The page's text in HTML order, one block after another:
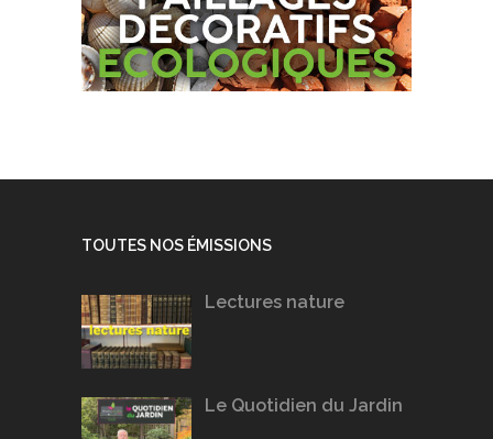
TOUTES NOS ÉMISSIONS
Lectures nature
Le Quotidien du Jardin